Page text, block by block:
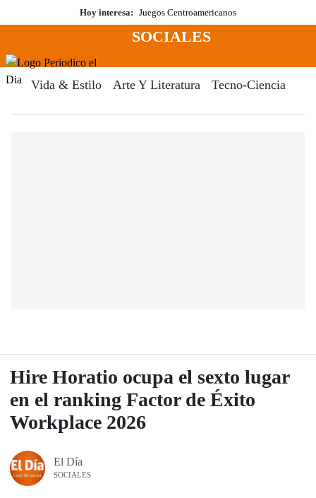
al
Hoy interesa: Juegos Centroamericanos
Menú
SOCIALES
Vida & Estilo Arte Y Literatura Tecno-Ciencia
Hire Horatio ocupa el sexto lugar
en el ranking Factor de Éxito
Workplace 2026
El Día
SOCIALES